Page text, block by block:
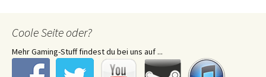
Coole Seite oder?
Mehr Gaming-Stuff findest du bei uns auf ...